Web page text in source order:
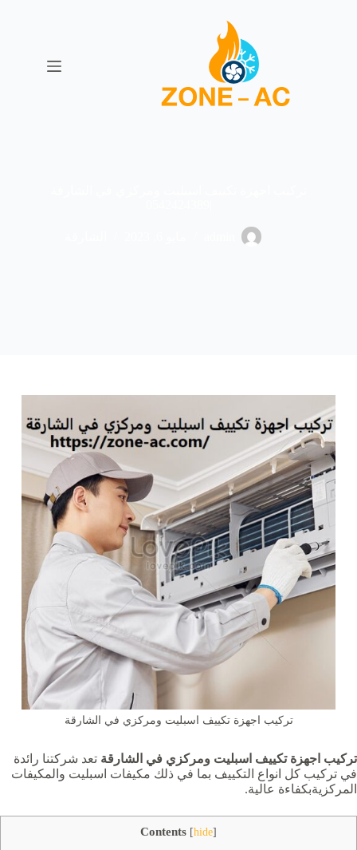
تركيب اجهزة تكييف اسبليت ومركزي في الشارقة
تركيب اجهزة تكييف اسبليت ومركزي في الشارقة تعد شركتنا رائدة
في تركيب كل انواع التكييف بما في ذلك مكيفات اسبليت والمكيفات
المركزيةبكفاءة عالية.
Contents [hide]